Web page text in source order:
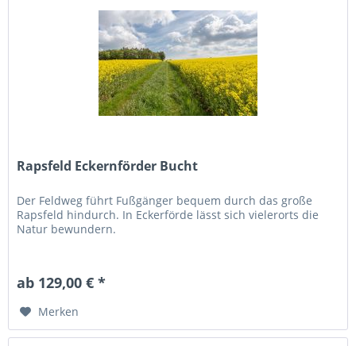
Rapsfeld Eckernförder Bucht
Der Feldweg führt Fußgänger bequem durch das große
Rapsfeld hindurch. In Eckerförde lässt sich vielerorts die
Natur bewundern.
ab 129,00 € *
Merken